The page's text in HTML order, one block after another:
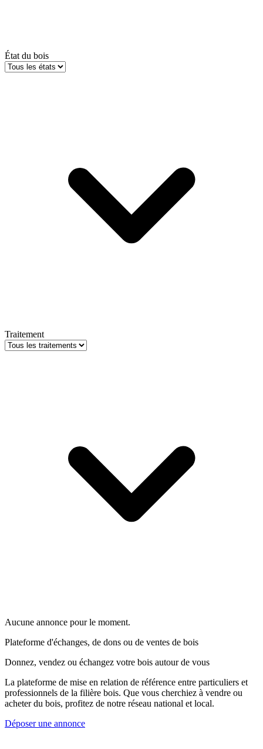
État du bois
Traitement
Aucune annonce pour le moment.
Plateforme d'échanges, de dons ou de ventes de bois
Donnez, vendez ou échangez votre bois autour de vous
La plateforme de mise en relation de référence entre particuliers et
professionnels de la filière bois. Que vous cherchiez à vendre ou
acheter du bois, profitez de notre réseau national et local.
Déposer une annonce